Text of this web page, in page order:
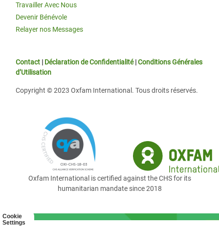
Cookie
Settings
Travailler Avec Nous
Devenir Bénévole
Relayer nos Messages
Contact | Déclaration de Confidentialité|Conditions Générales
d’Utilisation
Copyright © 2023 Oxfam International. Tous droits réservés.
Oxfam International is certified against the CHS for its
humanitarian mandate since 2018